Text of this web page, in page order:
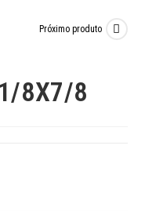
Próximo produto
8X7/8